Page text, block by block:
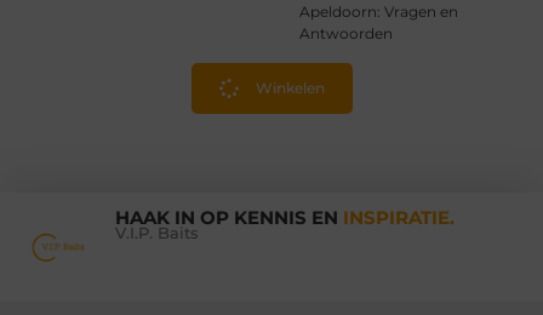
Apeldoorn: Vragen en
Antwoorden
Winkelen
HAAK IN OP KENNIS EN INSPIRATIE.
V.I.P. Baits